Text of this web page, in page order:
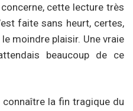
cette lecture très
faite sans heurt, certes,
moindre plaisir. Une vraie
beaucoup de ce
la fin tragique du